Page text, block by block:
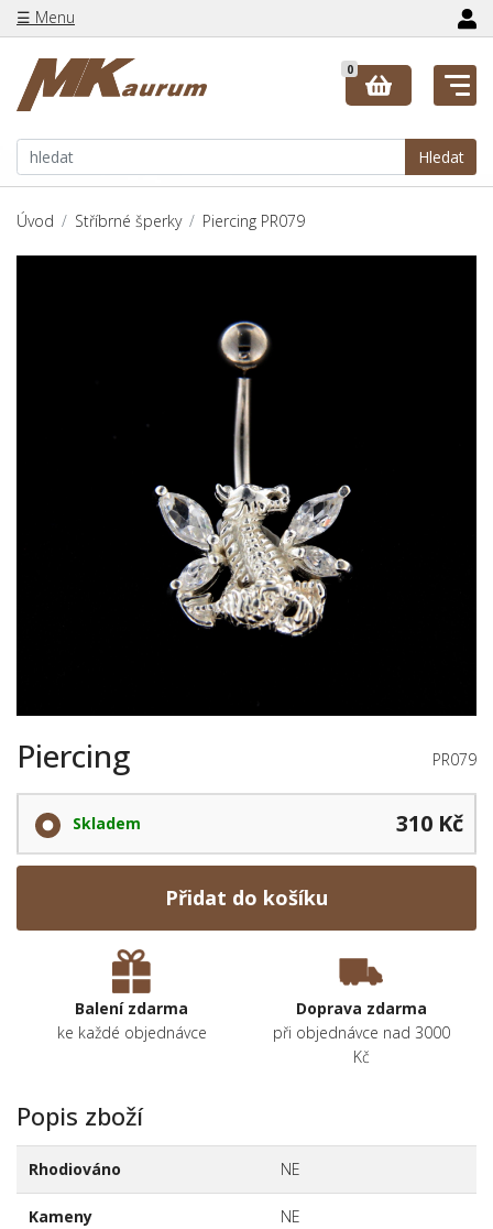
☰ Menu
Hledat
0
Úvod Stříbrné šperky Piercing PR079
Piercing PR079
Skladem 310 Kč
Přidat do košíku
Balení zdarma
ke každé objednávce
Doprava zdarma
při objednávce nad 3000
Kč
Popis zboží
Rhodiováno NE
Kameny NE